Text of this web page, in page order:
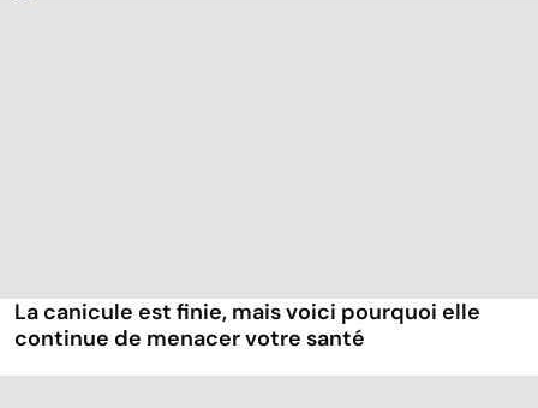
La canicule est finie, mais voici pourquoi elle
continue de menacer votre santé